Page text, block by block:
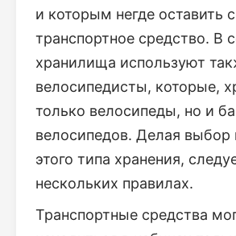
и которым негде оставить
транспортное средство. В
хранилища используют
велосипедисты, которые,
только велосипеды, но и
велосипедов. Делая выбор
этого типа хранения,
нескольких правилах.
Транспортные средства